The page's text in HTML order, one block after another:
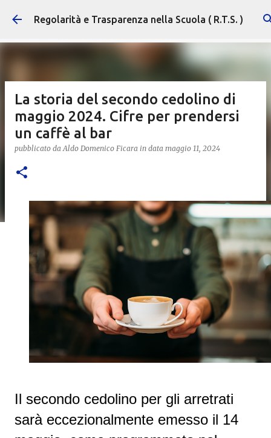
Passa ai contenuti principali
Regolarità e Trasparenza nella Scuola ( R.T.S. )
La storia del secondo cedolino di
maggio 2024. Cifre per prendersi
un caffè al bar
pubblicato daAldo Domenico Ficara in data maggio 11, 2024
Il secondo cedolino per gli arretrati
sarà eccezionalmente emesso il 14